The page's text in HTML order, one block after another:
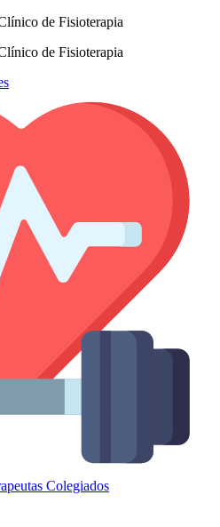
de Fisioterapia
de Fisioterapia
Colegiados